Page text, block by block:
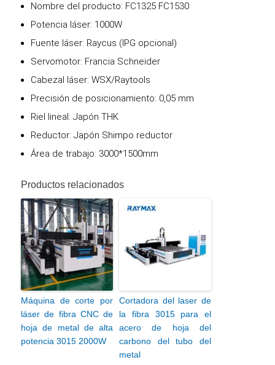
Nombre del producto: FC1325 FC1530
Potencia láser: 1000W
Fuente láser: Raycus (IPG opcional)
Servomotor: Francia Schneider
Cabezal láser: WSX/Raytools
Precisión de posicionamiento: 0,05 mm
Riel lineal: Japón THK
Reductor: Japón Shimpo reductor
Área de trabajo: 3000*1500mm
Productos relacionados
Máquina de corte por
láser de fibra CNC de
hoja de metal de alta
potencia 3015 2000W
Cortadora del laser de
la fibra 3015 para el
acero de hoja del
carbono del tubo del
metal